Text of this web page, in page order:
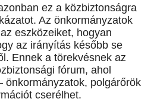
ez a közbiztonságra
Az önkormányzatok
eszközeiket, hogyan
az irányítás később se
Ennek a törekvésnek az
fórum, ahol
önkormányzatok, polgárőrök
cserélhet.